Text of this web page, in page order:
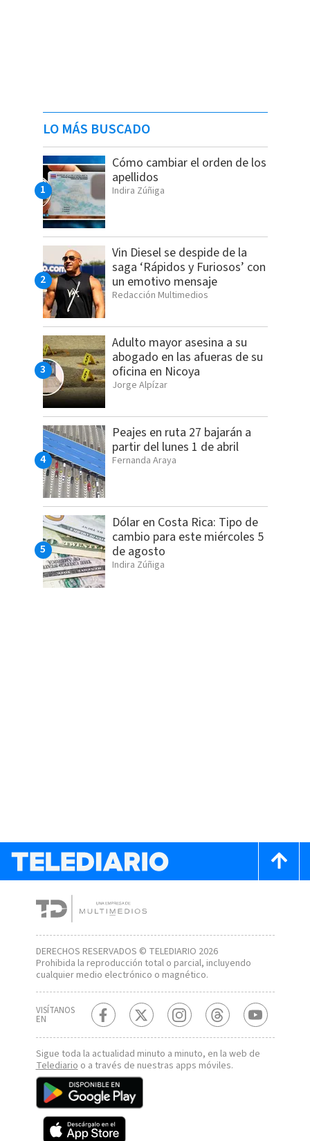
LO MÁS BUSCADO
Cómo cambiar el orden de los
apellidos
Indira Zúñiga
Vin Diesel se despide de la
saga ‘Rápidos y Furiosos’ con
un emotivo mensaje
Redacción Multimedios
Adulto mayor asesina a su
abogado en las afueras de su
oficina en Nicoya
Jorge Alpízar
Peajes en ruta 27 bajarán a
partir del lunes 1 de abril
Fernanda Araya
Dólar en Costa Rica: Tipo de
cambio para este miércoles 5
de agosto
Indira Zúñiga
DERECHOS RESERVADOS © TELEDIARIO 2026
Prohibida la reproducción total o parcial, incluyendo
cualquier medio electrónico o magnético.
VISÍTANOS
EN
Sigue toda la actualidad minuto a minuto, en la web de
Telediarioo a través de nuestras apps móviles.